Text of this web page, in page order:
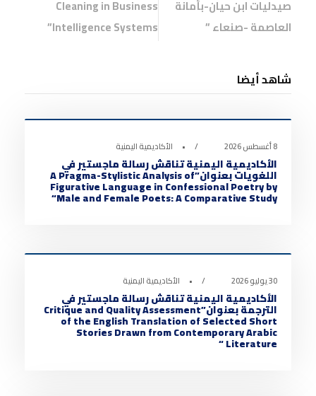
Cleaning in Business
Intelligence Systems”
صيدليات ابن حيان-بأمانة
العاصمة -صنعاء ”
شاهد أيضا
أخبار الأكاديمية 0
8 أغسطس 2026 • الأكاديمية اليمنية
الأكاديمية اليمنية تناقش رسالة ماجستير في
اللغويات بعنوان”A Pragma-Stylistic Analysis of
Figurative Language in Confessional Poetry by
Male and Female Poets: A Comparative Study“
30 يوليو 2026 • الأكاديمية اليمنية
الأكاديمية اليمنية تناقش رسالة ماجستير في
الترجمة بعنوان”Critique and Quality Assessment
of the English Translation of Selected Short
Stories Drawn from Contemporary Arabic
Literature “